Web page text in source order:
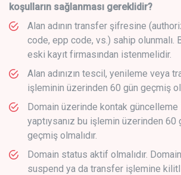
koşulların sağlanması gereklidir?
Alan adının transfer şifresine
code, epp code, vs.) sahip olunmalı.
eski kayıt firmasından istenmelidir.
Alan adınızın tescil, yenileme veya
işleminin üzerinden 60 gün geçmiş
Domain üzerinde kontak güncelleme
yaptıysanız bu işlemin üzerinden 60
geçmiş olmalıdır.
Domain status aktif olmalıdır.
suspend ya da transfer işlemine